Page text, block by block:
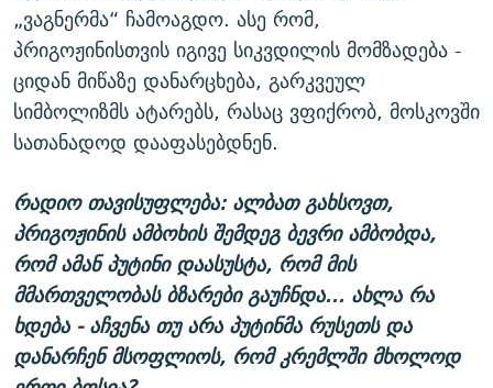
„ვაგნერმა“ ჩამოაგდო. ასე რომ,
პრიგოჟინისთვის იგივე სიკვდილის მომზადება -
ციდან მიწაზე დანარცხება, გარკვეულ
სიმბოლიზმს ატარებს, რასაც ვფიქრობ, მოსკოვში
სათანადოდ დააფასებდნენ.
რადიო თავისუფლება: ალბათ გახსოვთ,
პრიგოჟინის ამბოხის შემდეგ ბევრი ამბობდა,
რომ ამან პუტინი დაასუსტა, რომ მის
მმართველობას ბზარები გაუჩნდა... ახლა რა
ხდება - აჩვენა თუ არა პუტინმა რუსეთს და
დანარჩენ მსოფლიოს, რომ კრემლში მხოლოდ